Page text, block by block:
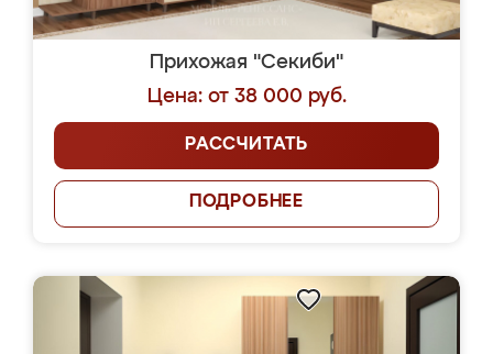
Прихожая "Секиби"
Цена: от 38 000 руб.
РАССЧИТАТЬ
ПОДРОБНЕЕ